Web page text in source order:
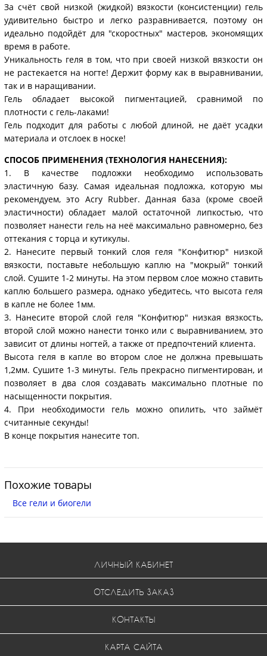
За счёт свой низкой (жидкой) вязкости (консистенции) гель
удивительно быстро и легко разравнивается, поэтому он
идеально подойдёт для "скоростных" мастеров, экономящих
время в работе.
Уникальность геля в том, что при своей низкой вязкости он
не растекается на ногте! Держит форму как в выравнивании,
так и в наращивании.
Гель обладает высокой пигментацией, сравнимой по
плотности с гель-лаками!
Гель подходит для работы с любой длиной, не даёт усадки
материала и отслоек в носке!
СПОСОБ ПРИМЕНЕНИЯ (ТЕХНОЛОГИЯ НАНЕСЕНИЯ):
1. В качестве подложки необходимо использовать
эластичную базу. Самая идеальная подложка, которую мы
рекомендуем, это Acry Rubber. Данная база (кроме своей
эластичности) обладает малой остаточной липкостью, что
позволяет нанести гель на неё максимально равномерно, без
оттекания с торца и кутикулы.
2. Нанесите первый тонкий слоя геля "Конфитюр" низкой
вязкости, поставьте небольшую каплю на "мокрый" тонкий
слой. Сушите 1-2 минуты. На этом первом слое можно ставить
каплю большего размера, однако убедитесь, что высота геля
в капле не более 1мм.
3. Нанесите второй слой геля "Конфитюр" низкая вязкость,
второй слой можно нанести тонко или с выравниванием, это
зависит от длины ногтей, а также от предпочтений клиента.
Высота геля в капле во втором слое не должна превышать
1,2мм. Сушите 1-3 минуты. Гель прекрасно пигментирован, и
позволяет в два слоя создавать максимально плотные по
насыщенности покрытия.
4. При необходимости гель можно опилить, что займёт
считанные секунды!
В конце покрытия нанесите топ.
Похожие товары
Все гели и биогели
ЛИЧНЫЙ КАБИНЕТ
ОТСЛЕДИТЬ ЗАКАЗ
КОНТАКТЫ
КАРТА САЙТА